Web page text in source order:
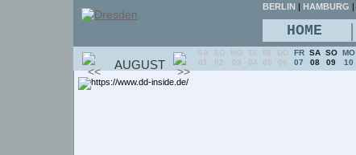
BERLIN | HAMBURG |
HOME |
AUGUST
SA
01
SO
02
MO
03
DI
04
MI
05
DO
06
FR
07
SA
08
SO
09
MO
10